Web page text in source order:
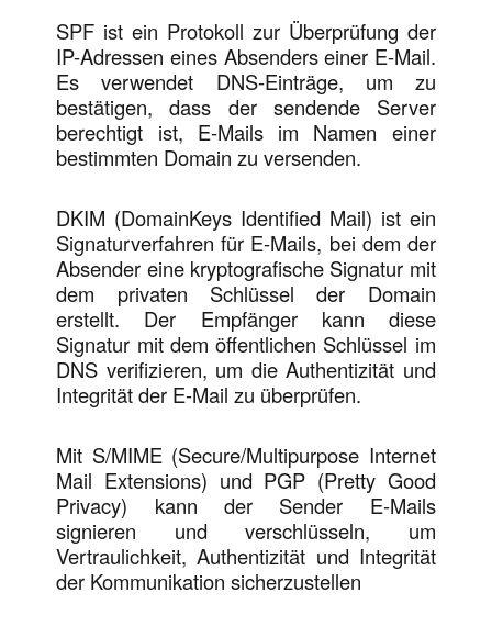
SPF ist ein Protokoll zur Überprüfung der
IP-Adressen eines Absenders einer E-Mail.
Es verwendet DNS-Einträge, um zu
bestätigen, dass der sendende Server
berechtigt ist, E-Mails im Namen einer
bestimmten Domain zu versenden.
DKIM (DomainKeys Identified Mail) ist ein
Signaturverfahren für E-Mails, bei dem der
Absender eine kryptografische Signatur mit
dem privaten Schlüssel der Domain
erstellt. Der Empfänger kann diese
Signatur mit dem öffentlichen Schlüssel im
DNS verifizieren, um die Authentizität und
Integrität der E-Mail zu überprüfen.
Mit S/MIME (Secure/Multipurpose Internet
Mail Extensions) und PGP (Pretty Good
Privacy) kann der Sender E-Mails
signieren und verschlüsseln, um
Vertraulichkeit, Authentizität und Integrität
der Kommunikation sicherzustellen